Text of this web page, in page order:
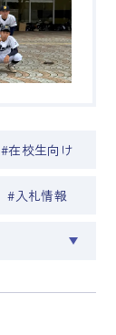
#在校生向け
#入札情報